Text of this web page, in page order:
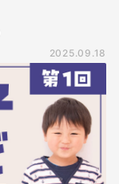
2025.09.18